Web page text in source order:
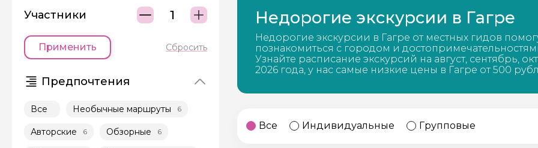
Россия
Калининград
Россия
28 экскурсий
Кисловодск
Россия
20 экскурсий
Дербент
Участники
Применить Сбросить
Предпочтения
Все Необычные маршруты 6
Авторские 6 Обзорные 6
Недорогие экскурсии в Гагре
Недорогие экскурсии в Гагре от местных гидов
познакомиться с городом и
Узнайте расписание экскурсий на август, сентябрь,
2026 года, у нас самые низкие цены в Гагре от 500
Все Индивидуальные Групповые